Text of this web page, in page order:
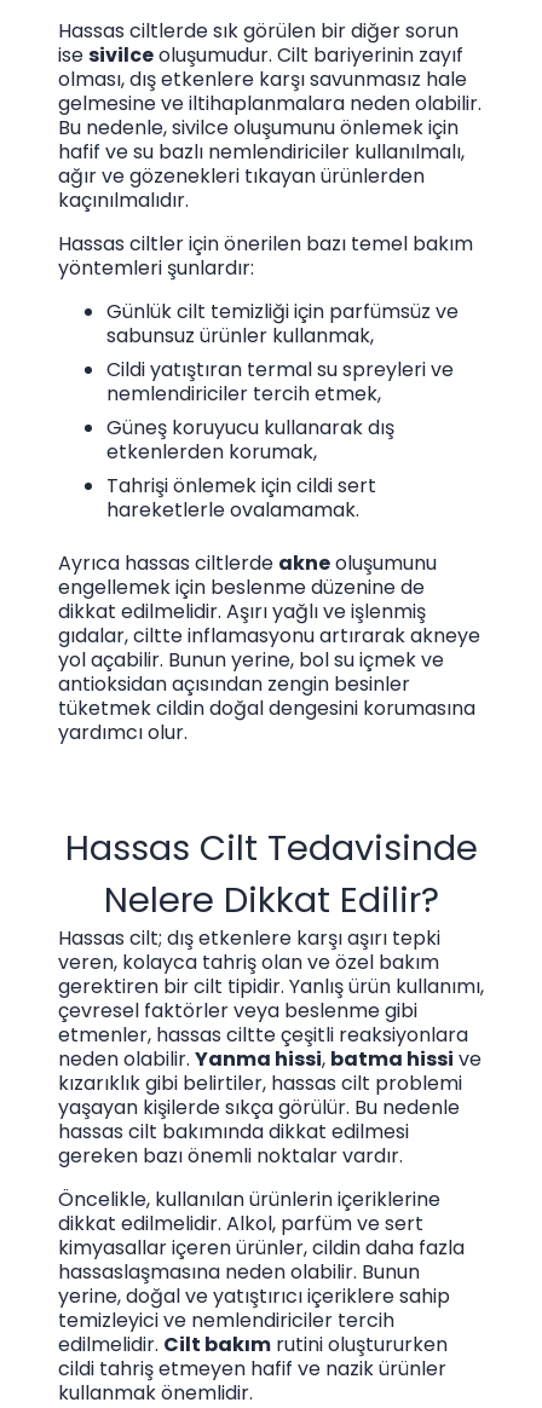
Hassas ciltlerde sık görülen bir diğer sorun
isesivilceoluşumudur. Cilt bariyerinin zayıf
olması, dış etkenlere karşı savunmasız hale
gelmesine ve iltihaplanmalara neden olabilir.
Bu nedenle, sivilce oluşumunu önlemek için
hafif ve su bazlı nemlendiriciler kullanılmalı,
ağır ve gözenekleri tıkayan ürünlerden
kaçınılmalıdır.
Hassas ciltler için önerilen bazı temel bakım
yöntemleri şunlardır:
Günlük cilt temizliği için parfümsüz ve
sabunsuz ürünler kullanmak,
Cildi yatıştıran termal su spreyleri ve
nemlendiriciler tercih etmek,
Güneş koruyucu kullanarak dış
etkenlerden korumak,
Tahrişi önlemek için cildi sert
hareketlerle ovalamamak.
Ayrıca hassas ciltlerde akneoluşumunu
engellemek için beslenme düzenine de
dikkat edilmelidir. Aşırı yağlı ve işlenmiş
gıdalar, ciltte inflamasyonu artırarak akneye
yol açabilir. Bunun yerine, bol su içmek ve
antioksidan açısından zengin besinler
tüketmek cildin doğal dengesini korumasına
yardımcı olur.
Hassas Cilt Tedavisinde
Nelere Dikkat Edilir?
Hassas cilt; dış etkenlere karşı aşırı tepki
veren, kolayca tahriş olan ve özel bakım
gerektiren bir cilt tipidir. Yanlış ürün kullanımı,
çevresel faktörler veya beslenme gibi
etmenler, hassas ciltte çeşitli reaksiyonlara
neden olabilir. Yanma hissi, batma hissi ve
kızarıklık gibi belirtiler, hassas cilt problemi
yaşayan kişilerde sıkça görülür. Bu nedenle
hassas cilt bakımında dikkat edilmesi
gereken bazı önemli noktalar vardır.
Öncelikle, kullanılan ürünlerin içeriklerine
dikkat edilmelidir. Alkol, parfüm ve sert
kimyasallar içeren ürünler, cildin daha fazla
hassaslaşmasına neden olabilir. Bunun
yerine, doğal ve yatıştırıcı içeriklere sahip
temizleyici ve nemlendiriciler tercih
edilmelidir. Cilt bakım rutini oluştururken
cildi tahriş etmeyen hafif ve nazik ürünler
kullanmak önemlidir.